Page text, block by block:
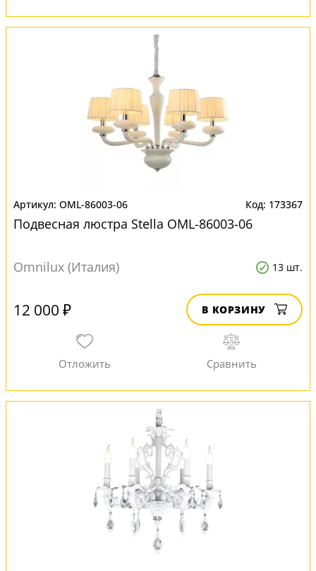
OML-86003-06 173367
Подвесная люстра Stella OML-86003-06
Omnilux (Италия) 13 шт.
12 000 ₽ В КОРЗИНУ